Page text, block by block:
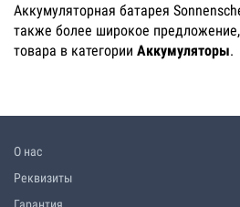
Аккумуляторная батарея
также более широкое
товара в категории Аккумуляторы.
О нас
Реквизиты